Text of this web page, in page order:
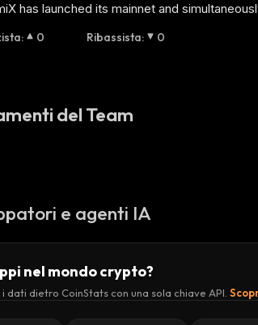
has launched its mainnet and
: 0 Ribassista: 0
del Team
e agenti IA
nel mondo crypto?
dati dietro CoinStats con una sola chiave API.